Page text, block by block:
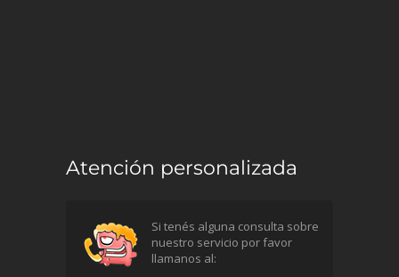
Atención personalizada
Si tenés alguna consulta sobre
nuestro servicio por favor
llamanos al: